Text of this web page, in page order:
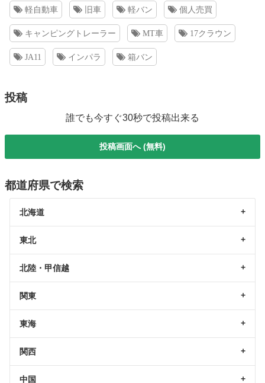
軽自動車 旧車 軽バン 個人売買
キャンピングトレーラー MT車 17クラウン
JA11 インパラ 箱バン
投稿
誰でも今すぐ30秒で投稿出来る
投稿画面へ (無料)
都道府県で検索
北海道
東北
北陸・甲信越
関東
東海
関西
中国